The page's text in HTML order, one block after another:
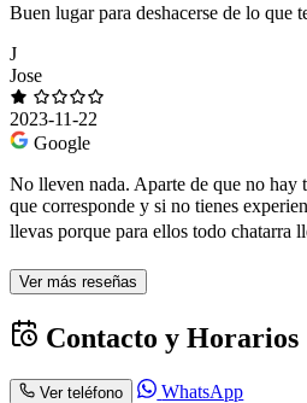
Buen lugar para deshacerse de lo que
J
Jose
2023-11-22
Google
No lleven nada. Aparte de que no hay
que corresponde y si no tienes
llevas porque para ellos todo chatarra
Ver más reseñas
Contacto y Horarios
Ver teléfono
WhatsApp